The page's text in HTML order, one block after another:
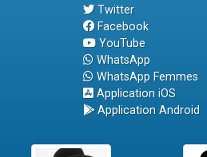
Twitter
Facebook
YouTube
WhatsApp
WhatsApp Femmes
Application iOS
Application Android